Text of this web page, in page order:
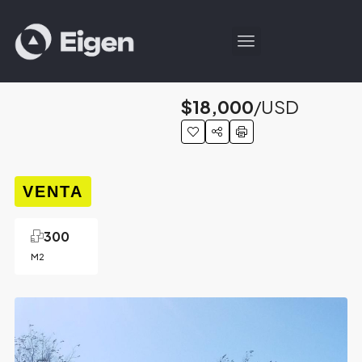
VENTA
M2
300
$18,000/USD